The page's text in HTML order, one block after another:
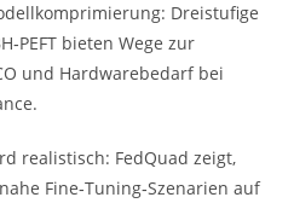
Dreistufige
bieten Wege zur
und Hardwarebedarf bei
realistisch: FedQuad zeigt,
Fine‑Tuning‑Szenarien auf